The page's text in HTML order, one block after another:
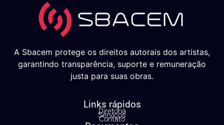
A Sbacem protege os direitos autorais dos artistas,
garantindo transparência, suporte e remuneração
justa para suas obras.
Links rápidos
Diretoria
Serviços
Contato